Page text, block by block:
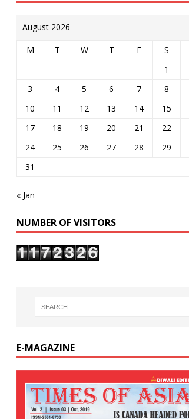
August 2026
M T W T F S
1
3
4 5 6 7 8
10
11 12 13 14 15
17
18 19 20 21 22
24
25 26 27 28 29
31
« Jan
NUMBER OF VISITORS
E-MAGAZINE